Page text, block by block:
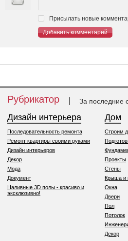
Присылать новые
Добавить комментарий
Рубрикатор За последние
Дизайн интерьера
Последовательность ремонта
Ремонт квартиры своими руками
Дизайн интерьеров
Декор
Мода
Документ
Наливные 3D полы - красиво и
эксклюзивно!
Дом
Строим
Проекты
Стены
Крыша и
Окна
Двери
Пол
Потолок
Декор